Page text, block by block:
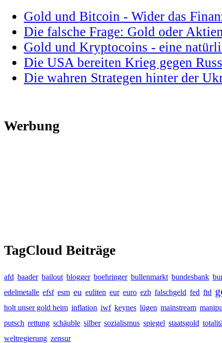
Gold und Bitcoin - Wider das
Die falsche Frage: Gold oder
Gold und Kryptocoins - eine
Die USA bereiten Krieg gegen
Die wahren Strategen hinter der
Werbung
TagCloud Beiträge
afd baader bailout blogger boehringer bullenmarkt bundesbank
edelmetalle efsf esm eu euliten eur euro ezb falschgeld fed ftd
holt unser gold heim inflation iwf keynes lügen mainstream
putsch rettung schäuble silber sozialismus spiegel staatsgold
weltregierung zensur